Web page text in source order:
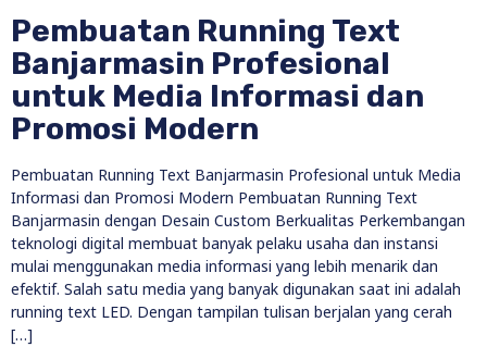
Pembuatan Running Text
Banjarmasin Profesional
untuk Media Informasi dan
Promosi Modern
Pembuatan Running Text Banjarmasin Profesional untuk Media
Informasi dan Promosi Modern Pembuatan Running Text
Banjarmasin dengan Desain Custom Berkualitas Perkembangan
teknologi digital membuat banyak pelaku usaha dan instansi
mulai menggunakan media informasi yang lebih menarik dan
efektif. Salah satu media yang banyak digunakan saat ini adalah
running text LED. Dengan tampilan tulisan berjalan yang cerah
[…]